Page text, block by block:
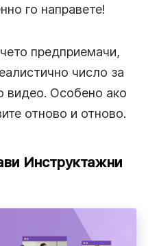
го направете!
предприемачи,
число за
видео. Особено ако
отново и отново.
Инструктажни